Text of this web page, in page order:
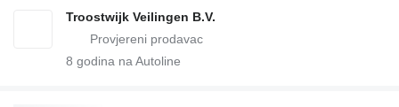
Troostwijk Veilingen B.V.
8 godina na Autoline